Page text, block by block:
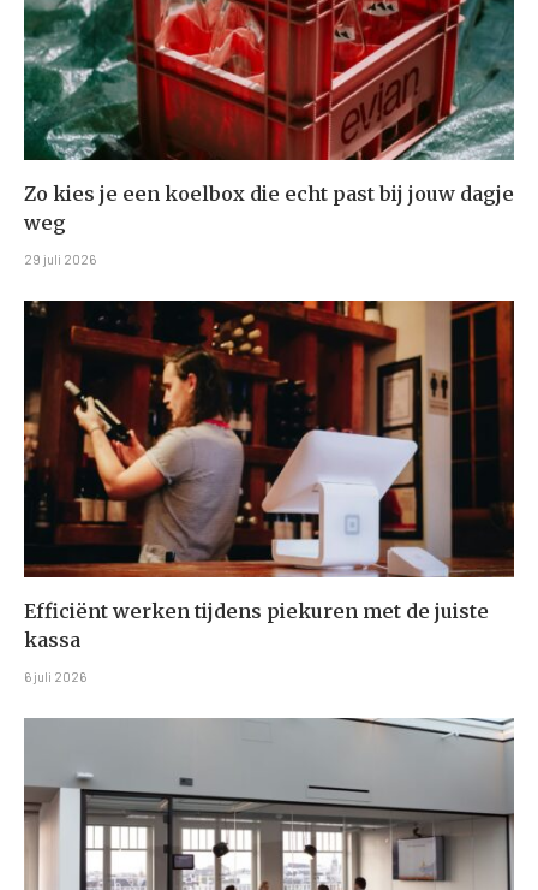
Zo kies je een koelbox die echt past bij jouw dagje
weg
29 juli 2026
Efficiënt werken tijdens piekuren met de juiste
kassa
6 juli 2026